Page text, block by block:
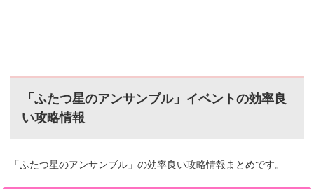
「ふたつ星のアンサンブル」イベントの効率良
い攻略情報
「ふたつ星のアンサンブル」の効率良い攻略情報まとめです。